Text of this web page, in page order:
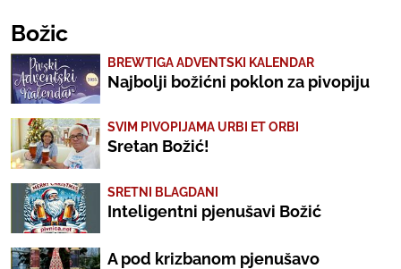
Božic
BREWTIGA ADVENTSKI KALENDAR
Najbolji božićni poklon za pivopiju
SVIM PIVOPIJAMA URBI ET ORBI
Sretan Božić!
SRETNI BLAGDANI
Inteligentni pjenušavi Božić
A pod krizbanom pjenušavo